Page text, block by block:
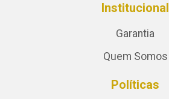
Institucional
Garantia
Quem Somos
Políticas